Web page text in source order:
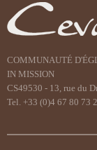
COMMUNAUTÉ
IN MISSION
CS49530 - 13, rue du
Tel. +33 (0)4 67 80 73